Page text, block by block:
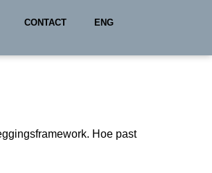
CONTACT ENG
Hoe past